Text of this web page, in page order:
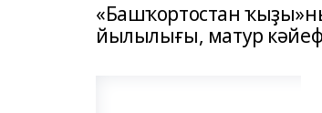
«Башҡортостан
йылылығы, матур